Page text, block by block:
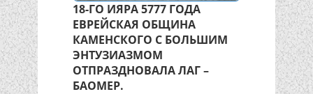
18-ГО ИЯРА 5777 ГОДА
ЕВРЕЙСКАЯ ОБЩИНА
КАМЕНСКОГО С БОЛЬШИМ
ЭНТУЗИАЗМОМ
ОТПРАЗДНОВАЛА ЛАГ –
БАОМЕР.